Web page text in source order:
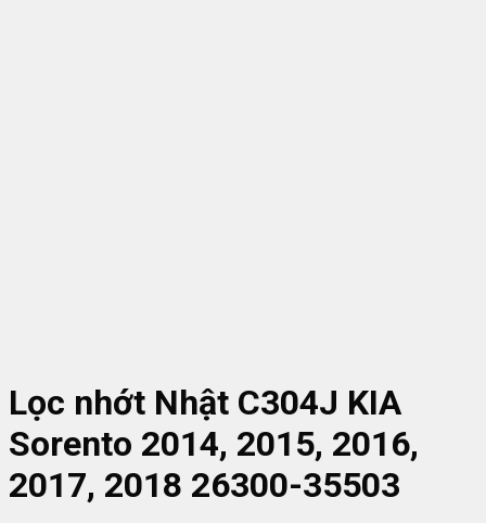
Lọc nhớt Nhật C304J KIA
Sorento 2014, 2015, 2016,
2017, 2018 26300-35503